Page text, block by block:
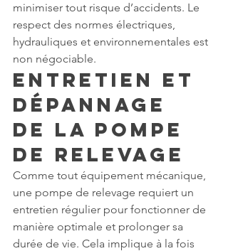
minimiser tout risque d’accidents. Le
respect des normes électriques,
hydrauliques et environnementales est
non négociable.
Entretien et
Dépannage
de la Pompe
de Relevage
Comme tout équipement mécanique,
une pompe de relevage requiert un
entretien régulier pour fonctionner de
manière optimale et prolonger sa
durée de vie. Cela implique à la fois